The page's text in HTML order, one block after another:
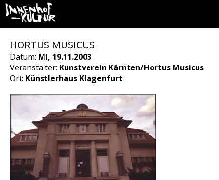
HORTUS MUSICUS
Datum: Mi, 19.11.2003
Veranstalter: Kunstverein Kärnten/Hortus Musicus
Ort: Künstlerhaus Klagenfurt